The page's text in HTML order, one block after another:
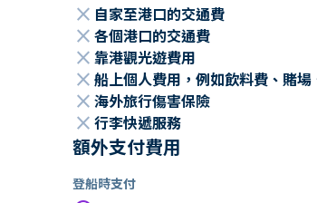
close 自家至港口的交通費
close 各個港口的交通費
close 靠港觀光遊費用
close 船上個人費用，例如飲料費、賭
close 海外旅行傷害保險
close 行李快遞服務
額外支付費用
登船時支付